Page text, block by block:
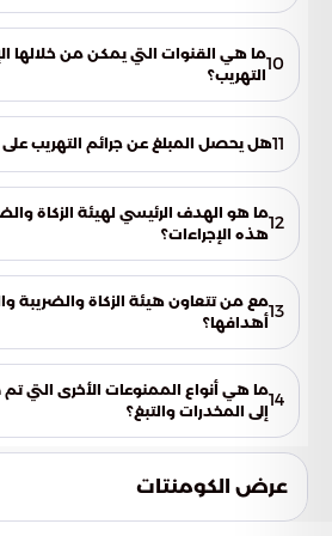
10ما هي القنوات التي يمكن من خلالها
التهريب؟
الدولي 009661910.11هل يحصل المبلغ عن جرائم التهريب على
12ما هو الهدف الرئيسي لهيئة الزكاة
هذه الإجراءات؟
13مع من تتعاون هيئة الزكاة والضريبة
أهدافها؟
14ما هي أنواع الممنوعات الأخرى التي
إلى المخدرات والتبغ؟
عرض الكومنتات